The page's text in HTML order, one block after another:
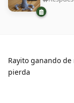
Rayito ganando
pierda